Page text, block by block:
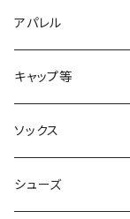
2XU
acu Products
AILEY
AKIV
アパレル
トップス
ボトムス
キャップ等
キャップ・ハット
ヘッドバンド
ソックス
シューズ